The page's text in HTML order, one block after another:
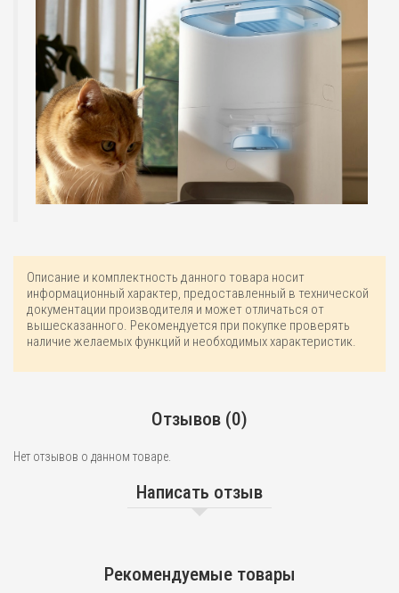
Описание и комплектность данного товара носит
информационный характер, предоставленный в технической
документации производителя и может отличаться от
вышесказанного. Рекомендуется при покупке проверять
наличие желаемых функций и необходимых характеристик.
Отзывов (0)
Нет отзывов о данном товаре.
Написать отзыв
Рекомендуемые товары